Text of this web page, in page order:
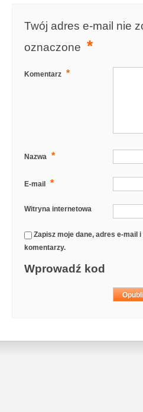
Twój adres e-mail nie
oznaczone *
Komentarz *
Nazwa *
E-mail *
Witryna internetowa
Zapisz moje dane, adres e-mail
komentarzy.
Wprowadź kod